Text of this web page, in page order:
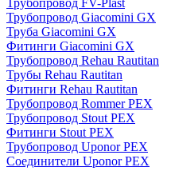
Трубопровод Giacomini GX
Труба Giacomini GX
Фитинги Giacomini GX
Трубопровод Rehau Rautitan
Трубы Rehau Rautitan
Фитинги Rehau Rautitan
Трубопровод Rommer PEX
Трубопровод Stout PEX
Фитинги Stout PEX
Трубопровод Uponor PEX
Соединители Uponor PEX